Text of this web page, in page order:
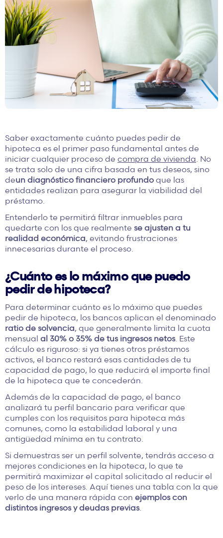
Saber exactamente cuánto puedes pedir de
hipoteca es el primer paso fundamental antes de
iniciar cualquier proceso de compra de vivienda . No
se trata solo de una cifra basada en tus deseos, sino
deun diagnóstico financiero profundo que las
entidades realizan para asegurar la viabilidad del
préstamo.
Entenderlo te permitirá filtrar inmuebles para
quedarte con los que realmente se ajusten a tu
realidad económica, evitando frustraciones
innecesarias durante el proceso.
¿Cuánto es lo máximo que puedo
pedir de hipoteca?
Para determinar cuánto es lo máximo que puedes
pedir de hipoteca, los bancos aplican el denominado
ratio de solvencia, que generalmente limita la cuota
mensual al 30% o 35% de tus ingresos netos. Este
cálculo es riguroso: si ya tienes otros préstamos
activos, el banco restará esas cantidades de tu
capacidad de pago, lo que reducirá el importe final
de la hipoteca que te concederán.
Además de la capacidad de pago, el banco
analizará tu perfil bancario para verificar que
cumples con los requisitos para hipoteca más
comunes, como la estabilidad laboral y una
antigüedad mínima en tu contrato.
Si demuestras ser un perfil solvente, tendrás acceso a
mejores condiciones en la hipoteca, lo que te
permitirá maximizar el capital solicitado al reducir el
peso de los intereses. Aquí tienes una tabla con la que
verlo de una manera rápida con ejemplos con
distintos ingresos y deudas previas.